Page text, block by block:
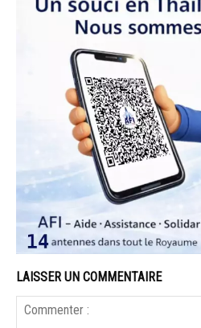
LAISSER UN COMMENTAIRE